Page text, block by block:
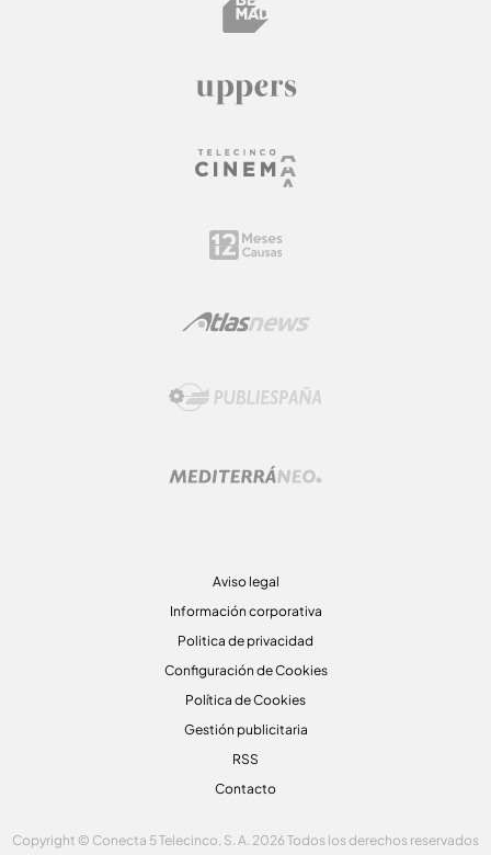
Aviso legal
Información corporativa
Politica de privacidad
Configuración de Cookies
Política de Cookies
Gestión publicitaria
RSS
Contacto
Copyright © Conecta 5 Telecinco, S. A. 2026 Todos los derechos reservados